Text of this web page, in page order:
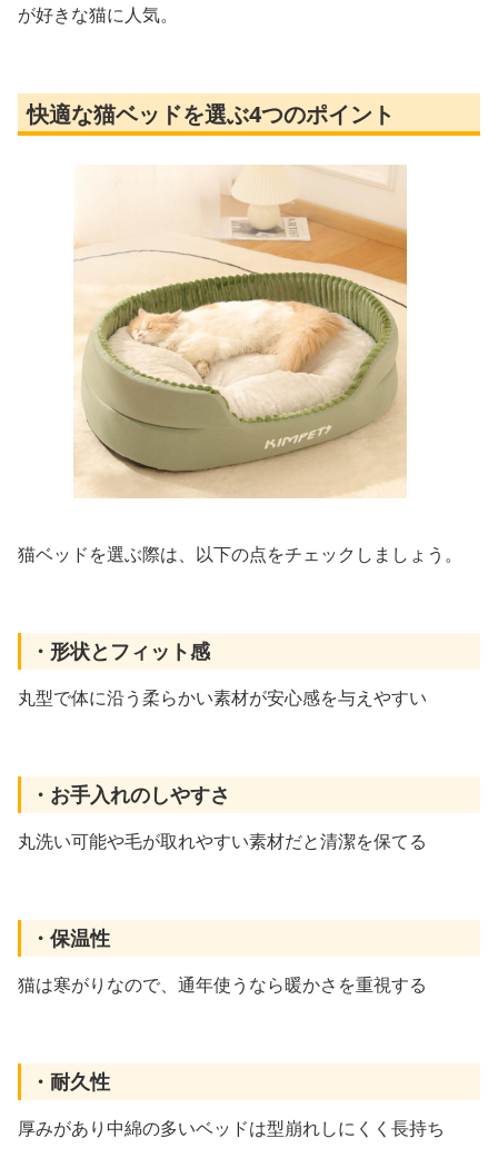
が好きな猫に人気。
快適な猫ベッドを選ぶ4つのポイント
猫ベッドを選ぶ際は、以下の点をチェックしましょう。
・形状とフィット感
丸型で体に沿う柔らかい素材が安心感を与えやすい
・お手入れのしやすさ
丸洗い可能や毛が取れやすい素材だと清潔を保てる
・保温性
猫は寒がりなので、通年使うなら暖かさを重視する
・耐久性
厚みがあり中綿の多いベッドは型崩れしにくく長持ち